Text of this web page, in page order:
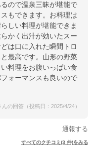
ので温泉三昧が堪能で
もできます。お料理は
しい料理が堪能できま
かく出汁が効いたスー
は口に入れた瞬間トロ
最高です。山形の野菜
料理をお腹いっぱい食
ォーマンスも良いので
の回答（投稿日：2025/4/24）
通報する
すべてのクチコミ(3 件)をみる